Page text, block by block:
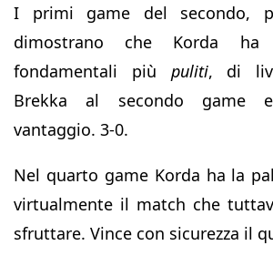
I primi game del secondo,
dimostrano che Korda
fondamentali più puliti, di
Brekka al secondo game
vantaggio. 3-0.
Nel quarto game Korda ha la
virtualmente il match che
sfruttare. Vince con sicurezza il